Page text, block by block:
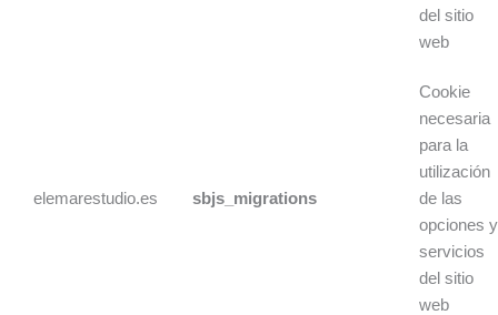
del sitio
web
elemarestudio.es sbjs_migrations
Cookie
necesaria
para la
utilización
de las
opciones y
servicios
del sitio
web